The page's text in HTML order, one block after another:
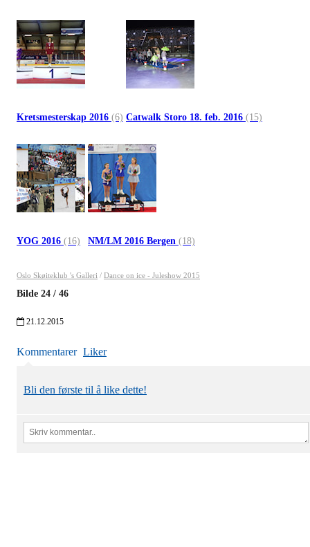
Kretsmesterskap 2016 (6) Catwalk Storo 18. feb. 2016 (15)
YOG 2016 (16) NM/LM 2016 Bergen (18)
Oslo Skøiteklub 's Galleri / Dance on ice - Juleshow 2015
Bilde 24 / 46
21.12.2015
Kommentarer Liker
Bli den første til å like dette!